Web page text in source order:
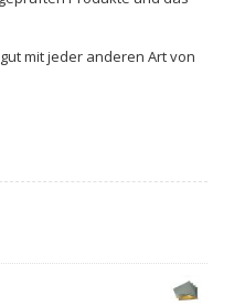
mit jeder anderen Art von